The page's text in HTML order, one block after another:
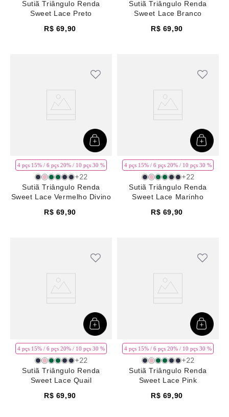
Sutiã Triângulo Renda
Sweet Lace Preto
R$ 69,90
Sutiã Triângulo Renda
Sweet Lace Branco
R$ 69,90
4 pçs 15% / 6 pçs 20% / 10 pçs 30 %
Sutiã Triângulo Renda
Sweet Lace Vermelho Divino
R$ 69,90
+22
4 pçs 15% / 6 pçs 20% / 10 pçs 30 %
Sutiã Triângulo Renda
Sweet Lace Marinho
R$ 69,90
+22
4 pçs 15% / 6 pçs 20% / 10 pçs 30 %
Sutiã Triângulo Renda
Sweet Lace Quail
R$ 69,90
+22
4 pçs 15% / 6 pçs 20% / 10 pçs 30 %
Sutiã Triângulo Renda
Sweet Lace Pink
R$ 69,90
+22